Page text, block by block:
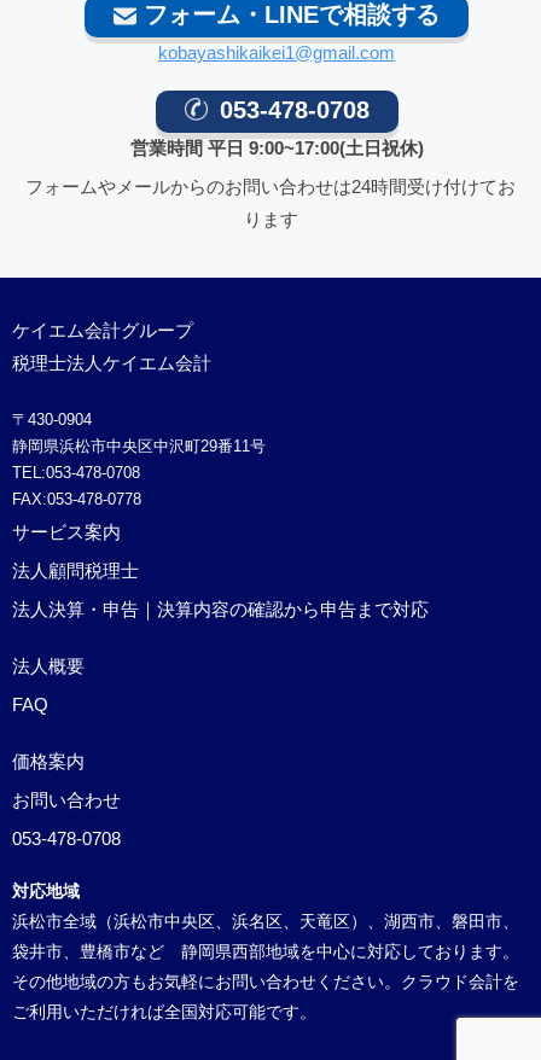
フォーム・LINEで相談する
kobayashikaikei1@gmail.com
053-478-0708
営業時間 平日 9:00~17:00(土日祝休)
フォームやメールからのお問い合わせは24時間受け付けてお
ります
ケイエム会計グループ
税理士法人ケイエム会計
〒430-0904
静岡県浜松市中央区中沢町29番11号
TEL:053-478-0708
FAX:053-478-0778
サービス案内
法人顧問税理士
法人決算・申告｜決算内容の確認から申告まで対応
法人概要
FAQ
価格案内
お問い合わせ
053-478-0708
対応地域
浜松市全域（浜松市中央区、浜名区、天竜区）、湖西市、磐田市、
袋井市、豊橋市など 静岡県西部地域を中心に対応しております。
その他地域の方もお気軽にお問い合わせください。クラウド会計を
ご利用いただければ全国対応可能です。